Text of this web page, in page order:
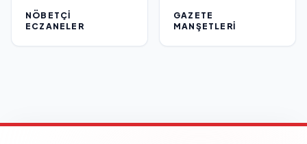
NÖBETÇI
ECZANELER
GAZETE
MANŞETLERI